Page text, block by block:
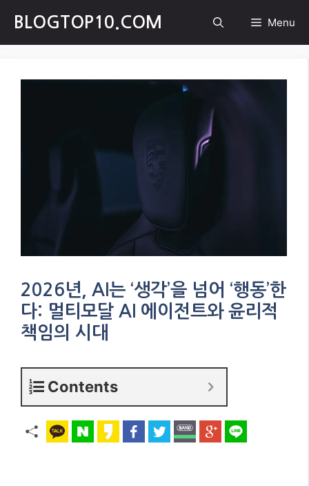
content
BLOGTOP10.COM Menu
2026년, AI는 ‘생각’을 넘어 ‘행동’한
다: 멀티모달 AI 에이전트와 윤리적
책임의 시대
Contents